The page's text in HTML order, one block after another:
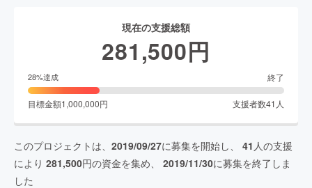
現在の支援総額
281,500円
28%達成 終了
目標金額1,000,000円 支援者数41 人
このプロジェクトは、 2019/09/27に募集を開始し、 41 人の支援
により 281,500円の資金を集め、 2019/11/30に募集を終了しま
した